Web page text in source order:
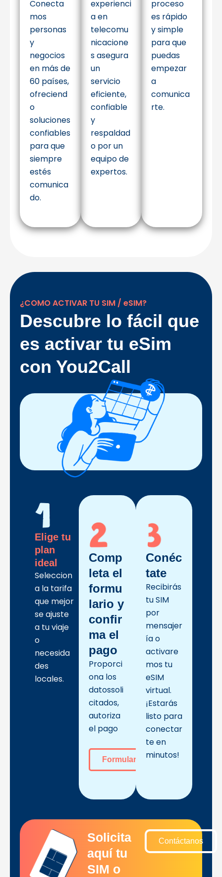
Conecta
mos
personas
y
negocios
en más de
60 países,
ofreciend
o
soluciones
confiables
para que
siempre
estés
comunica
do.
experienci
a en
telecomu
nicacione
s asegura
un
servicio
eficiente,
confiable
y
respaldad
o por un
equipo de
expertos.
proceso
es rápido
y simple
para que
puedas
empezar
a
comunica
rte.
¿COMO ACTIVAR TU SIM / eSIM?
Descubre lo fácil que
es activar tu eSim
con You2Call
Elige tu
plan
ideal
Seleccion
a la tarifa
que mejor
se ajuste
a tu viaje
o
necesida
des
locales.
Comp
leta el
formu
lario y
confir
ma el
pago
Proporci
ona los
datossoli
citados,
autoriza
el pago
Formulario
Conéc
tate
Recibirás
tu SIM
por
mensajer
ía o
activare
mos tu
eSIM
virtual.
¡Estarás
listo para
conectar
te en
minutos!
Solicita
aquí tu
SIM o
Contáctanos